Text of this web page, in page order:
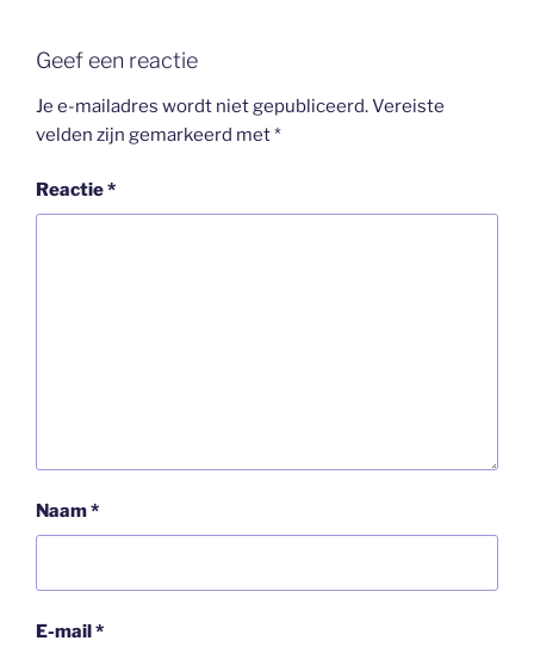
Geef een reactie
Je e-mailadres wordt niet gepubliceerd.Vereiste
velden zijn gemarkeerd met*
Reactie*
Naam*
E-mail*